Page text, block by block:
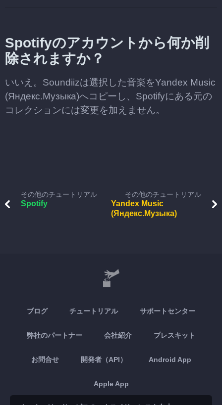
Spotifyのアカウントから何か削
除されますか？
いいえ。Soundiizは選択した音楽をYandex Music
(Яндекс.Музыка)へコピーし、Spotifyにある元の
コレクションには変更を加えません。
その他のチュートリアル
Spotify
その他のチュートリアル
Yandex Music
(Яндекс.Музыка)
ブログ チュートリアル サポートセンター
弊社のパートナー 会社紹介 プレスキット
お問合せ 開発者（API） Android App
Apple App